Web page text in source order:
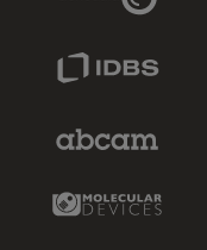
Link
IDBS
Abcam
Molecular